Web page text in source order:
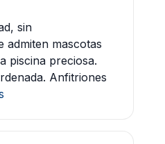
sin
admiten mascotas
piscina preciosa.
Anfitriones